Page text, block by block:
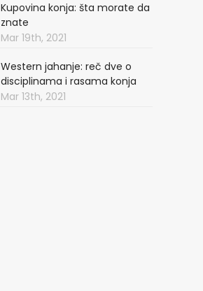
Kupovina konja: šta morate da
znate
Mar 19th, 2021
Western jahanje: reč dve o
disciplinama i rasama konja
Mar 13th, 2021